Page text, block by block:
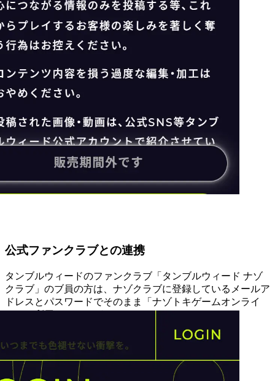
公式ファンクラブとの連携
タンブルウィードのファンクラブ「タンブルウィード ナゾ
クラブ」のブ員の方は、ナゾクラブに登録しているメールア
ドレスとパスワードでそのまま「ナゾトキゲームオンライ